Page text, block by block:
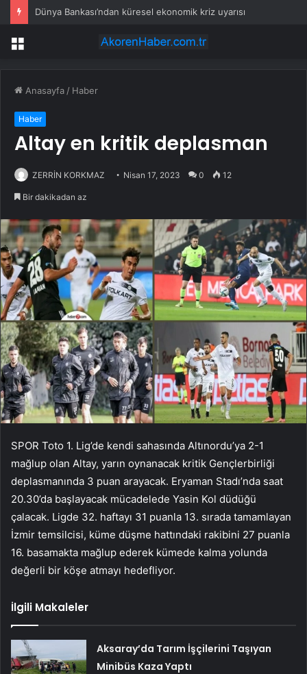
Dünya Bankası’ndan küresel ekonomik kriz uyarısı
Menü
Anasayfa / Haber
Haber
Altay en kritik deplasman
ZERRİN KORKMAZ Nisan 17, 2023 0 12
Bir dakikadan az
SPOR Toto 1. Lig’de kendi sahasında Altınordu’ya 2-1
mağlup olan Altay, yarın oynanacak kritik Gençlerbirliği
deplasmanında 3 puan arayacak. Eryaman Stadı’nda saat
20.30’da başlayacak mücadelede Yasin Kol düdüğü
çalacak. Ligde 32. haftayı 31 puanla 13. sırada tamamlayan
İzmir temsilcisi, küme düşme hattındaki rakibini 27 puanla
16. basamakta mağlup ederek kümede kalma yolunda
değerli bir köşe atmayı hedefliyor.
İlgili Makaleler
Aksaray’da Tarım İşçilerini Taşıyan
Minibüs Kaza Yaptı